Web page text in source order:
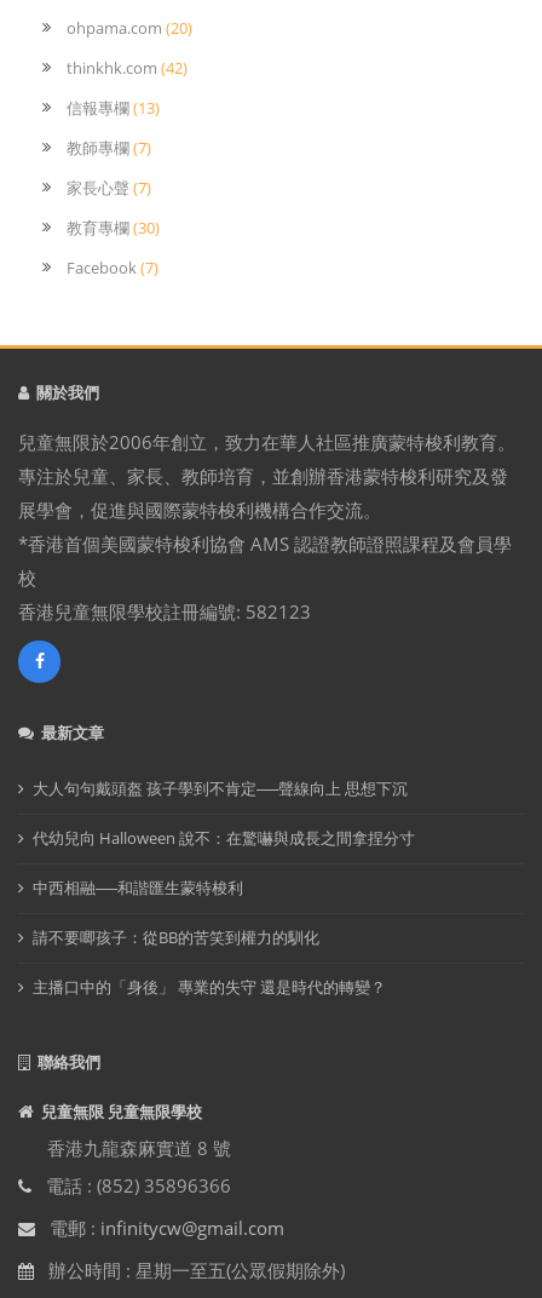
ohpama.com (20)
thinkhk.com (42)
信報專欄(13)
教師專欄(7)
家長心聲 (7)
教育專欄(30)
Facebook(7)
關於我們
兒童無限於2006年創立，致力在華人社區推廣蒙特梭利教育。
專注於兒童、家長、教師培育，並創辦香港蒙特梭利研究及發
展學會，促進與國際蒙特梭利機構合作交流。
*香港首個美國蒙特梭利協會 AMS 認證教師證照課程及會員學
校
香港兒童無限學校註冊編號: 582123
最新文章
大人句句戴頭盔 孩子學到不肯定──聲線向上 思想下沉
代幼兒向 Halloween 說不：在驚嚇與成長之間拿捏分寸
中西相融──和諧匯生蒙特梭利
請不要唧孩子：從BB的苦笑到權力的馴化
主播口中的「身後」 專業的失守 還是時代的轉變？
聯絡我們
兒童無限 兒童無限學校
香港九龍森麻實道 8 號
電話 : (852) 35896366
電郵 : infinitycw@gmail.com
辦公時間 : 星期一至五(公眾假期除外)